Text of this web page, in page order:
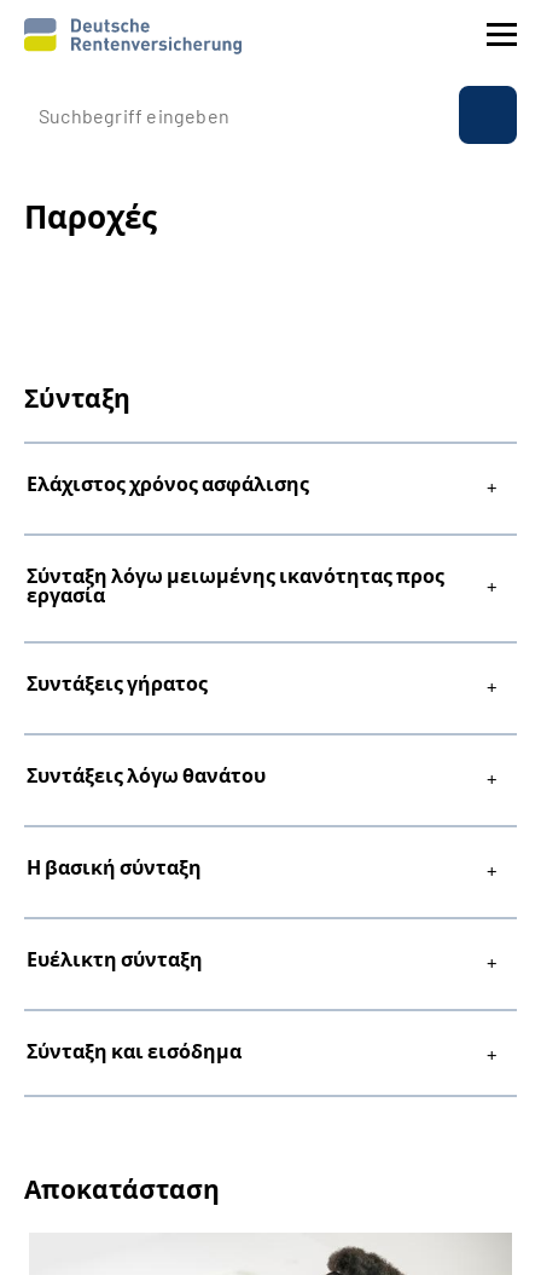
Εταιρικό προφίλ
Παροχές
Υπηρεσία
Language
Inhalte in Gebärdensprache (DGS)
Mein Kundenportal
Παροχές
Σύνταξη
Ελάχιστος χρόνος ασφάλισης
Σύνταξη λόγω μειωμένης ικανότητας προς
εργασία
Συντάξεις γήρατος
Συντάξεις λόγω θανάτου
Η βασική σύνταξη
Ευέλικτη σύνταξη
Σύνταξη και εισόδημα
Αποκατάσταση